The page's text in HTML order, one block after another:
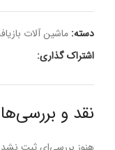
دسته: ماشین آلات
اشتراک گذاری:
نقد و بررسی‌ها